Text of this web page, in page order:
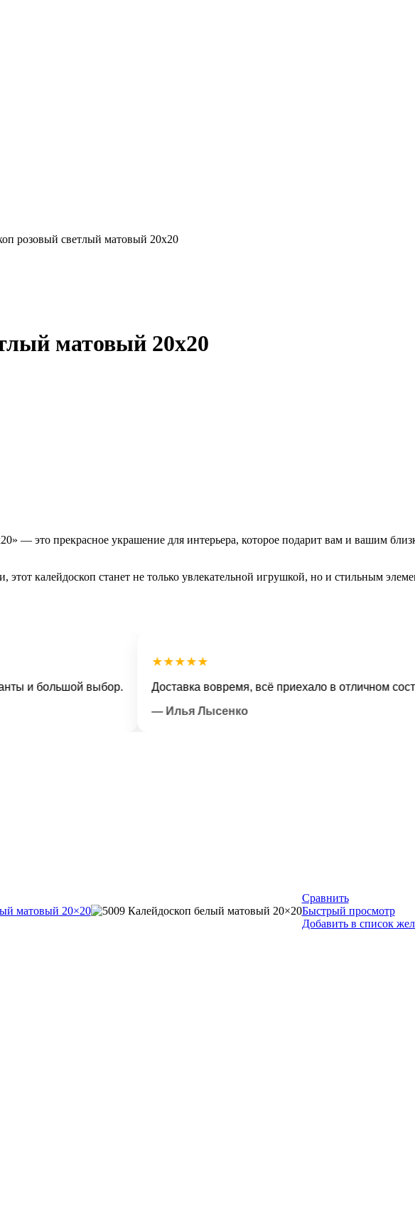
розовый светлый матовый 20х20
матовый 20х20
— это прекрасное украшение для интерьера, которое подарит вам и вашим
калейдоскоп станет не только увлекательной игрушкой, но и стильным
и большой выбор.
★★★★★
Доставка вовремя, всё приехало в отличном
— Илья Лысенко
Сравнить
Быстрый просмотр
Добавить в список